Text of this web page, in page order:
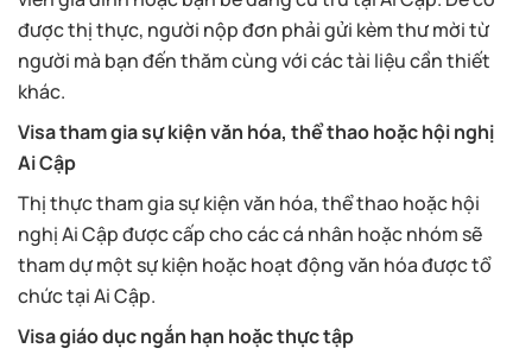
được thị thực, người nộp đơn phải gửi kèm thư mời từ
người mà bạn đến thăm cùng với các tài liệu cần thiết
khác.
Visa tham gia sự kiện văn hóa, thể thao hoặc hội nghị
Ai Cập
Thị thực tham gia sự kiện văn hóa, thể thao hoặc hội
nghị Ai Cập được cấp cho các cá nhân hoặc nhóm sẽ
tham dự một sự kiện hoặc hoạt động văn hóa được tổ
chức tại Ai Cập.
Visa giáo dục ngắn hạn hoặc thực tập